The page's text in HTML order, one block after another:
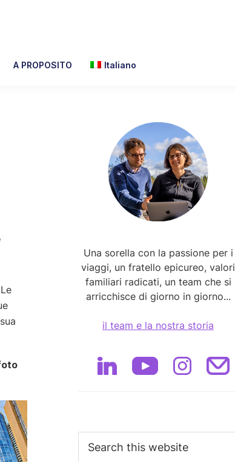
A PROPOSITO Italiano
Primary
Sidebar
Una sorella con la passione per i
viaggi, un fratello epicureo, valori
familiari radicati, un team che si
arricchisce di giorno in giorno...
il team e la nostra storia
this